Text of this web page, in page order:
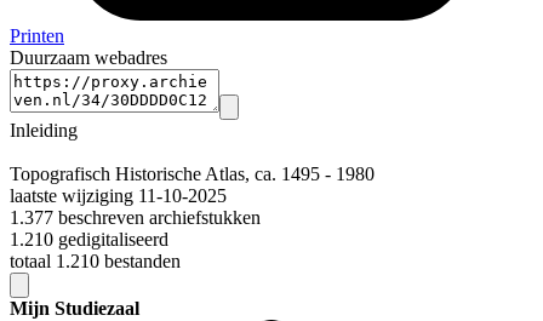
Printen
Duurzaam webadres
Inleiding
Topografisch Historische Atlas, ca. 1495 - 1980
laatste wijziging 11-10-2025
1.377 beschreven archiefstukken
1.210 gedigitaliseerd
totaal 1.210 bestanden
Mijn Studiezaal